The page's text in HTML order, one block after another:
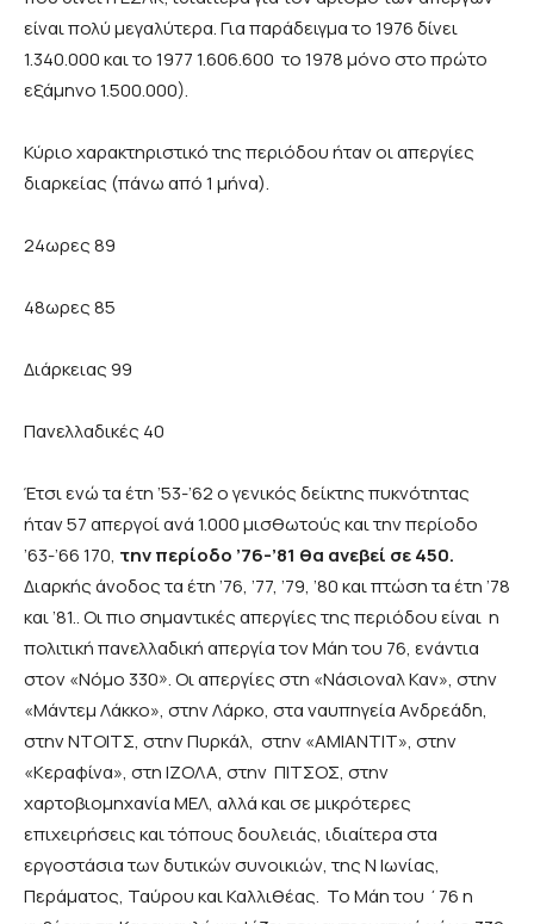
είναι πολύ μεγαλύτερα. Για παράδειγμα το 1976 δίνει
1.340.000 και το 1977 1.606.600 το 1978 μόνο στο πρώτο
εξάμηνο 1.500.000).
Κύριο χαρακτηριστικό της περιόδου ήταν οι απεργίες
διαρκείας (πάνω από 1 μήνα).
24ωρες 89
48ωρες 85
Διάρκειας 99
Πανελλαδικές 40
Έτσι ενώ τα έτη ’53-’62 ο γενικός δείκτης πυκνότητας
ήταν 57 απεργοί ανά 1.000 μισθωτούς και την περίοδο
’63-’66 170, την περίοδο ’76-’81 θα ανεβεί σε 450.
Διαρκής άνοδος τα έτη ’76, ’77, ’79, ’80 και πτώση τα έτη ’78
και ’81.. Οι πιο σημαντικές απεργίες της περιόδου είναι η
πολιτική πανελλαδική απεργία τον Μάη του 76, ενάντια
στον «Νόμο 330». Οι απεργίες στη «Νάσιοναλ Καν», στην
«Μάντεμ Λάκκο», στην Λάρκο, στα ναυπηγεία Ανδρεάδη,
στην ΝΤΟΙΤΣ, στην Πυρκάλ, στην «ΑΜΙΑΝΤΙΤ», στην
«Κεραφίνα», στη ΙΖΟΛΑ, στην ΠΙΤΣΟΣ, στην
χαρτοβιομηχανία ΜΕΛ, αλλά και σε μικρότερες
επιχειρήσεις και τόπους δουλειάς, ιδιαίτερα στα
εργοστάσια των δυτικών συνοικιών, της Ν Ιωνίας,
Περάματος, Ταύρου και Καλλιθέας. Το Μάη του ΄76 η